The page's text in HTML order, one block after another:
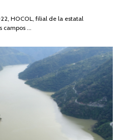
2026
HOCOL, filial de la estatal
campos …